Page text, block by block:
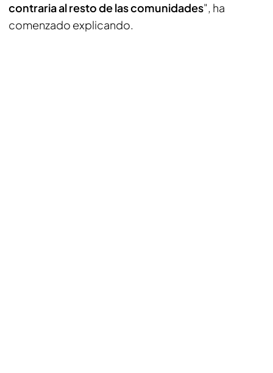
contraria al resto de las comunidades", ha
comenzado explicando.